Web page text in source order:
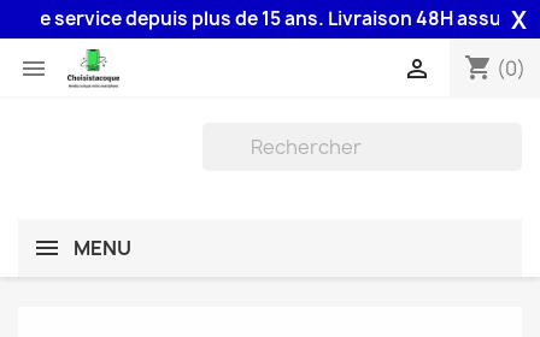
service depuis plus de 15 ans. Livraison 48H assurée par
X
 shopping_cart (0)

MENU